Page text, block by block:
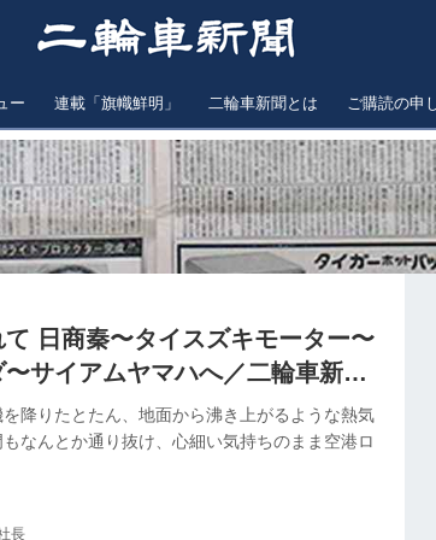
ー 連載「旗幟鮮明」 二輪車新聞とは ご購読の申
日商秦〜タイスズキモーター〜
サイアムヤマハへ／二輪車新聞
降りたとたん、地面から沸き上がるような熱気
なんとか通り抜け、心細い気持ちのまま空港ロ
長